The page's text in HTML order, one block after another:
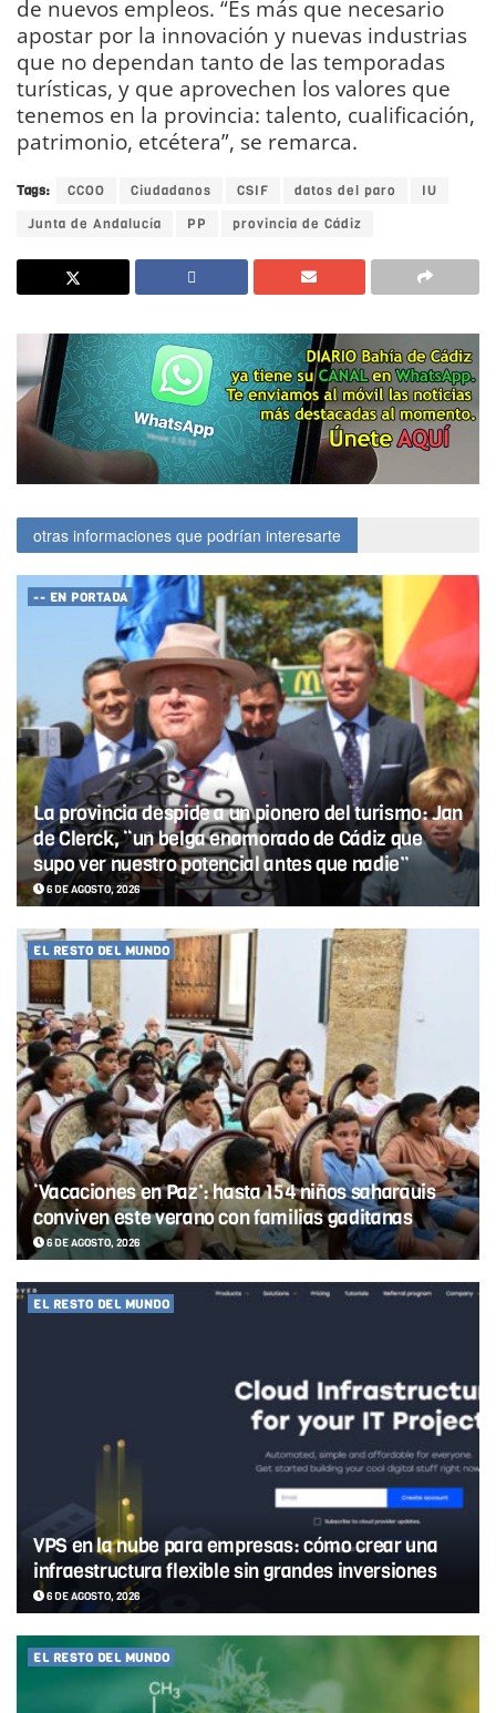
de nuevos empleos. “Es más que necesario
apostar por la innovación y nuevas industrias
que no dependan tanto de las temporadas
turísticas, y que aprovechen los valores que
tenemos en la provincia: talento, cualificación,
patrimonio, etcétera”, se remarca.
Tags: CCOO Ciudadanos CSIF datos del paro
IU
Junta de Andalucía
PP provincia de Cádiz
otras informaciones que podrían interesarte
-- EN PORTADA
La provincia despide a un pionero del turismo: Jan
de Clerck, “un belga enamorado de Cádiz que
supo ver nuestro potencial antes que nadie”
6 DE AGOSTO, 2026
EL RESTO DEL MUNDO
‘Vacaciones en Paz’: hasta 154 niños saharauis
conviven este verano con familias gaditanas
6 DE AGOSTO, 2026
EL RESTO DEL MUNDO
VPS en la nube para empresas: cómo crear una
infraestructura flexible sin grandes inversiones
6 DE AGOSTO, 2026
EL RESTO DEL MUNDO